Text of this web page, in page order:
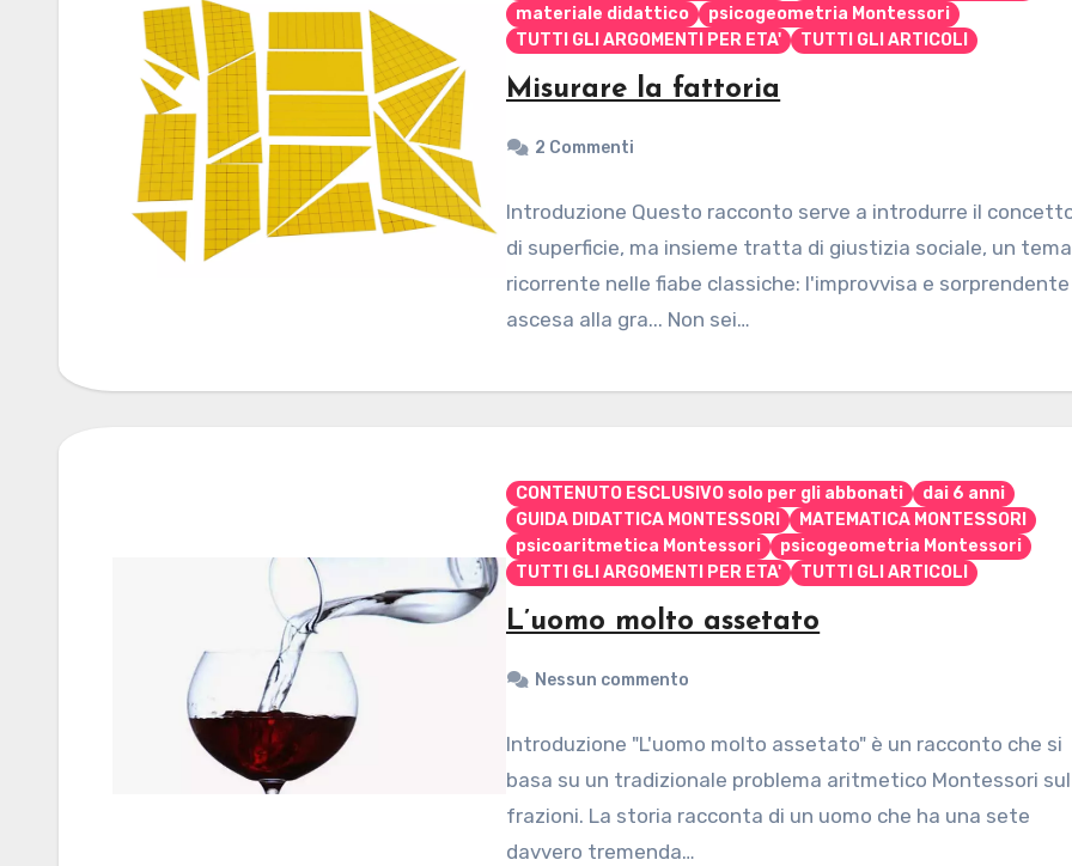
materiale didattico
psicogeometria Montessori
TUTTI GLI ARGOMENTI PER ETA'
TUTTI GLI ARTICOLI
Misurare la fattoria
2 Commenti
Introduzione Questo racconto serve a introdurre il
di superficie, ma insieme tratta di giustizia sociale, un tema
ricorrente nelle fiabe classiche: l'improvvisa e sorprendente
ascesa alla gra... Non sei…
CONTENUTO ESCLUSIVO solo per gli abbonati
dai 6 anni
GUIDA DIDATTICA MONTESSORI
MATEMATICA MONTESSORI
psicoaritmetica Montessori
psicogeometria Montessori
TUTTI GLI ARGOMENTI PER ETA'
TUTTI GLI ARTICOLI
L’uomo molto assetato
Nessun commento
Introduzione "L'uomo molto assetato" è un racconto che si
basa su un tradizionale problema aritmetico Montessori
frazioni. La storia racconta di un uomo che ha una sete
davvero tremenda…